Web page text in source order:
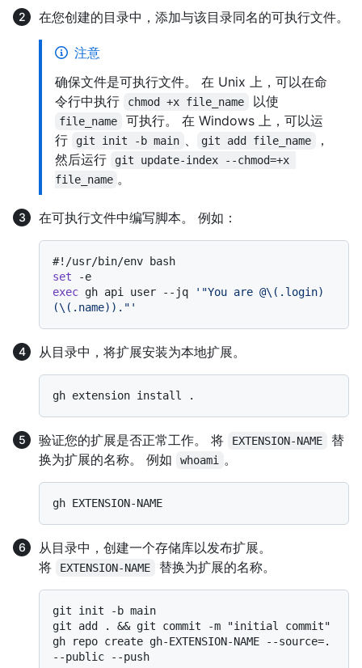
在您创建的目录中，添加与该目录同名的可执行文件。
注意
确保文件是可执行文件。 在 Unix 上，可以在命
令行中执行
chmod +x file_name 以使
file_name
可执行。 在 Windows 上，可以运
行
git init -b main git add file_name
，
然后运行
git update-index --chmod=+x
file_name 。
在可执行文件中编写脚本。 例如：
#!/usr/bin/env bash
set
exec gh api user --jq
'"You are @\(.login)
(\(.name))."'
从目录中，将扩展安装为本地扩展。
验证您的扩展是否正常工作。 将 EXTENSION-NAME
替
换为扩展的名称。 例如
whoami 。
从目录中，创建一个存储库以发布扩展。
将
EXTENSION-NAME 替换为扩展的名称。
git init -b main
git add . && git commit -m "initial commit"
gh repo create gh-EXTENSION-NAME --source=.